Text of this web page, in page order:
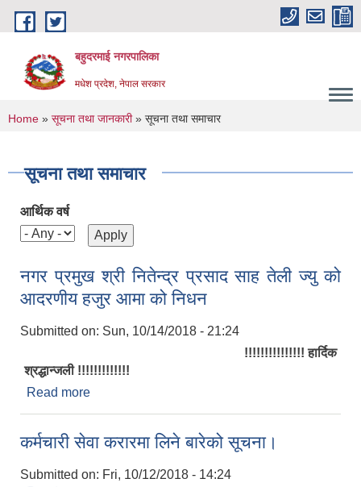
Skip to main content
बहुदरमाई नगरपालिका
मधेश प्रदेश, नेपाल सरकार
You are here
Home » सूचना तथा जानकारी» सूचना तथा समाचार
सूचना तथा समाचार
आर्थिक वर्ष
नगर प्रमुख श्री नितेन्द्र प्रसाद साह तेली ज्यु को
आदरणीय हजुर आमा को निधन
Submitted on: Sun, 10/14/2018 - 21:24
!!!!!!!!!!!!!!! हार्दिक
श्रद्धान्जली !!!!!!!!!!!!!
Read more
कर्मचारी सेवा करारमा लिने बारेको सूचना।
Submitted on: Fri, 10/12/2018 - 14:24